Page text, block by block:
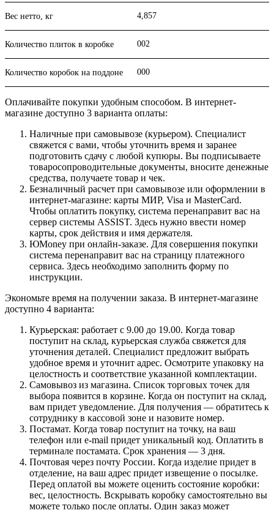
Вес нетто, кг 4,857
Количество плиток в коробке 002
Количество коробок на поддоне 000
Оплачивайте покупки удобным способом. В интернет-
магазине доступно 3 варианта оплаты:
Наличные при самовывозе (курьером). Специалист
свяжется с вами, чтобы уточнить время и заранее
подготовить сдачу с любой купюры. Вы подписываете
товаросопроводительные документы, вносите денежные
средства, получаете товар и чек.
Безналичный расчет при самовывозе или оформлении в
интернет-магазине: карты МИР, Visa и MasterCard.
Чтобы оплатить покупку, система перенаправит вас на
сервер системы ASSIST. Здесь нужно ввести номер
карты, срок действия и имя держателя.
ЮMoney при онлайн-заказе. Для совершения покупки
система перенаправит вас на страницу платежного
сервиса. Здесь необходимо заполнить форму по
инструкции.
Экономьте время на получении заказа. В интернет-магазине
доступно 4 варианта:
Курьерская: работает с 9.00 до 19.00. Когда товар
поступит на склад, курьерская служба свяжется для
уточнения деталей. Специалист предложит выбрать
удобное время и уточнит адрес. Осмотрите упаковку на
целостность и соответствие указанной комплектации.
Самовывоз из магазина. Список торговых точек для
выбора появится в корзине. Когда он поступит на склад,
вам придет уведомление. Для получения — обратитесь к
сотруднику в кассовой зоне и назовите номер.
Постамат. Когда товар поступит на точку, на ваш
телефон или e-mail придет уникальный код. Оплатить в
терминале постамата. Срок хранения — 3 дня.
Почтовая через почту России. Когда изделие придет в
отделение, на ваш адрес придет извещение о посылке.
Перед оплатой вы можете оценить состояние коробки:
вес, целостность. Вскрывать коробку самостоятельно вы
можете только после оплаты. Один заказ может